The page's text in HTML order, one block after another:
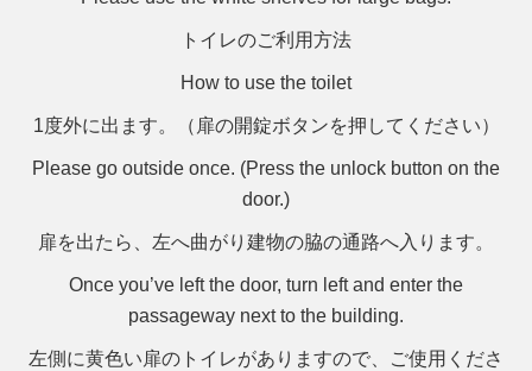
トイレのご利用方法
How to use the toilet
1度外に出ます。（扉の開錠ボタンを押してください）
Please go outside once. (Press the unlock button on the
door.)
扉を出たら、左へ曲がり建物の脇の通路へ入ります。
Once you’ve left the door, turn left and enter the
passageway next to the building.
左側に黄色い扉のトイレがありますので、ご使用くださ